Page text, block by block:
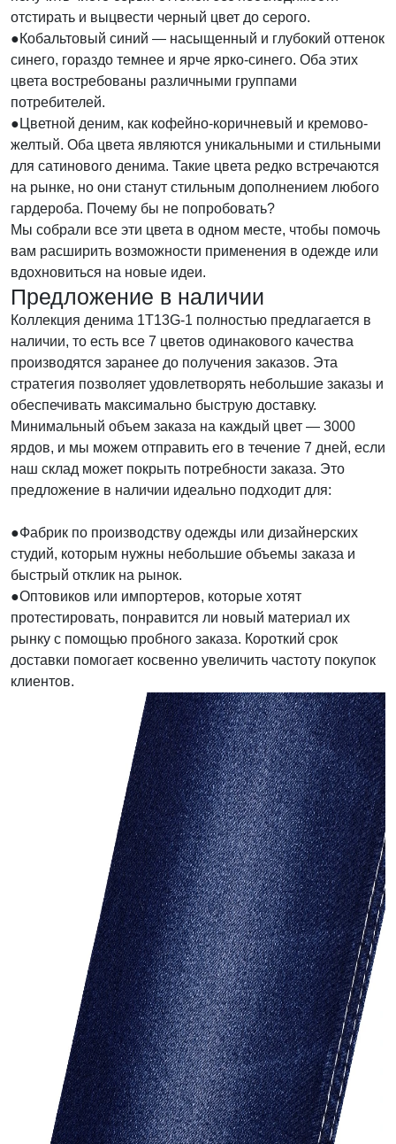
отстирать и выцвести черный цвет до серого.
●Кобальтовый синий — насыщенный и глубокий оттенок
синего, гораздо темнее и ярче ярко-синего. Оба этих
цвета востребованы различными группами
потребителей.
●Цветной деним, как кофейно-коричневый и кремово-
желтый. Оба цвета являются уникальными и стильными
для сатинового денима. Такие цвета редко встречаются
на рынке, но они станут стильным дополнением любого
гардероба. Почему бы не попробовать?
Мы собрали все эти цвета в одном месте, чтобы помочь
вам расширить возможности применения в одежде или
вдохновиться на новые идеи.
Предложение в наличии
Коллекция денима 1T13G-1 полностью предлагается в
наличии, то есть все 7 цветов одинакового качества
производятся заранее до получения заказов. Эта
стратегия позволяет удовлетворять небольшие заказы и
обеспечивать максимально быструю доставку.
Минимальный объем заказа на каждый цвет — 3000
ярдов, и мы можем отправить его в течение 7 дней, если
наш склад может покрыть потребности заказа. Это
предложение в наличии идеально подходит для:
●Фабрик по производству одежды или дизайнерских
студий, которым нужны небольшие объемы заказа и
быстрый отклик на рынок.
●Оптовиков или импортеров, которые хотят
протестировать, понравится ли новый материал их
рынку с помощью пробного заказа. Короткий срок
доставки помогает косвенно увеличить частоту покупок
клиентов.